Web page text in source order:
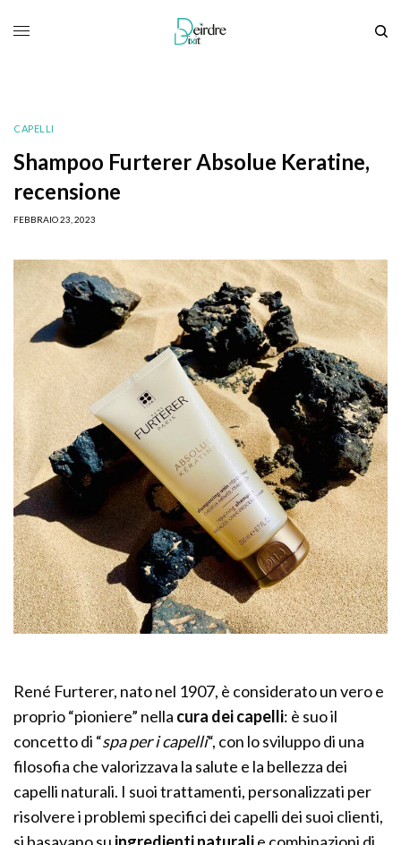
CAPELLI
Shampoo Furterer Absolue Keratine,
recensione
FEBBRAIO 23, 2023
René Furterer, nato nel 1907, è considerato un vero e
proprio “pioniere” nella cura dei capelli: è suo il
concetto di “spa per i capelli“, con lo sviluppo di una
filosofia che valorizzava la salute e la bellezza dei
capelli naturali. I suoi trattamenti, personalizzati per
risolvere i problemi specifici dei capelli dei suoi clienti,